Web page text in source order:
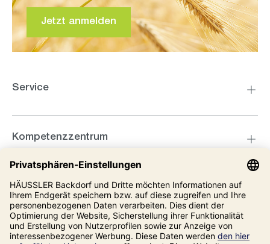
Jetzt anmelden
Service
Kompetenzzentrum
Informationen
Unsere Adresse